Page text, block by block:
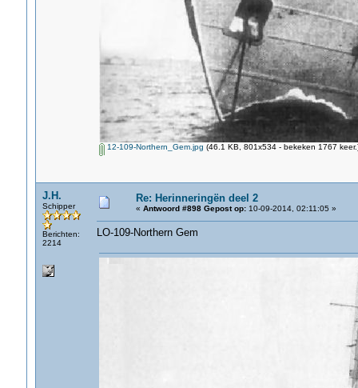
12-109-Northern_Gem.jpg (46.1 KB, 801x534 - bekeken 1767
J.H.
Schipper
Berichten:
2214
Re: Herinneringën deel 2
« Antwoord #898 Gepost op:10-09-2014, 02:11:05 »
LO-109-Northern Gem